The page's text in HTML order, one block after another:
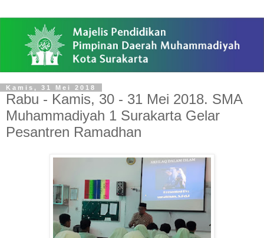
Kamis, 31 Mei 2018
Rabu - Kamis, 30 - 31 Mei 2018. SMA
Muhammadiyah 1 Surakarta Gelar
Pesantren Ramadhan